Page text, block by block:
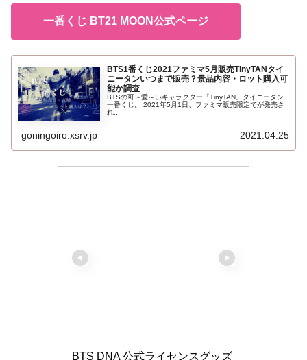
一番くじ BT21 MOON公式ページ
BTS1番くじ2021ファミマ5月販売TinyTANタイ
ニータンいつまで販売？景品内容・ロット購入可
能か調査
BTSの可～愛～いキャラクター「TinyTAN」タイニータン
一番くじ。 2021年5月1日、ファミマ販売限定でが発売さ
れ...
goningoiro.xsrv.jp 2021.04.25
BTS DNA 公式ライセンスグッズ